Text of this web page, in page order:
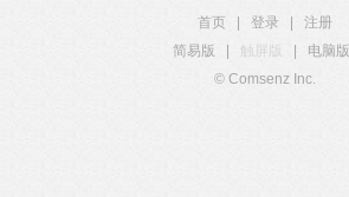
首页 登录
注册
简易版
触屏版 电脑版
© Comsenz Inc.